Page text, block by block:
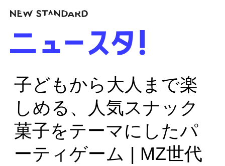
子どもから大人まで楽
しめる、人気スナック
菓子をテーマにしたパ
ーティゲーム | MZ世代